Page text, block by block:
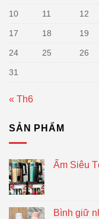
10 11 12
17 18 19
24 25 26
31
« Th6
SẢN PHẨM
Ấm Siêu
Bình giữ